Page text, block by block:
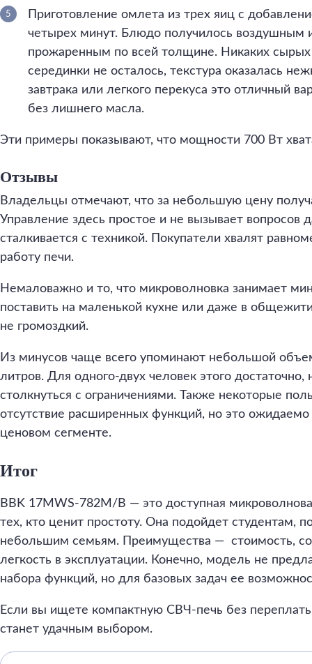
Приготовление омлета из трех яиц с
четырех минут. Блюдо получилось воздушным
прожаренным по всей толщине. Никаких
серединки не осталось, текстура оказалась
завтрака или легкого перекуса это отличный
без лишнего масла.
Эти примеры показывают, что мощности 700 Вт
Отзывы
Владельцы отмечают, что за небольшую цену
Управление здесь простое и не вызывает вопросов
сталкивается с техникой. Покупатели хвалят
работу печи.
Немаловажно и то, что микроволновка занимает
поставить на маленькой кухне или даже в
не громоздкий.
Из минусов чаще всего упоминают небольшой
литров. Для одного-двух человек этого
столкнуться с ограничениями. Также некоторые
отсутствие расширенных функций, но это ожидаемо
ценовом сегменте.
Итог
BBK 17MWS-782M/B — это доступная
тех, кто ценит простоту. Она подойдет
небольшим семьям. Преимущества — стоимость,
легкость в эксплуатации. Конечно, модель не
набора функций, но для базовых задач ее
Если вы ищете компактную СВЧ-печь без
станет удачным выбором.